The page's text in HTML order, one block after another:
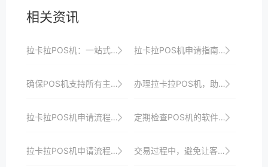
相关资讯
拉卡拉POS机：一站式支付服务，轻松管理账务 拉卡拉POS机申请指南：如何选择适合自己的支付解决方案
确保POS机支持所有主流支付方式。 办理拉卡拉POS机，助力小微企业数字化转型
拉卡拉POS机申请流程速览，助你抢占支付市场先机 定期检查POS机的软件许可证状态。
拉卡拉POS机申请流程及使用体验分享 交易过程中，避免让客户直接接触POS机内部组件。